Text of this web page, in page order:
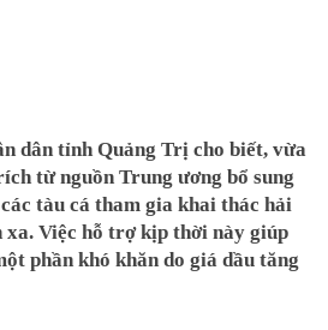
dân tỉnh Quảng Trị cho biết, vừa
từ nguồn Trung ương bổ sung
tàu cá tham gia khai thác hải
xa. Việc hỗ trợ kịp thời này giúp
phần khó khăn do giá dầu tăng